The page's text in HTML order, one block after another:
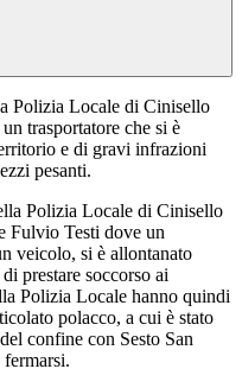
Polizia Locale di Cinisello
trasportatore che si è
e di gravi infrazioni
pesanti.
Polizia Locale di Cinisello
Fulvio Testi dove un
veicolo, si è allontanato
prestare soccorso ai
Polizia Locale hanno quindi
polacco, a cui è stato
confine con Sesto San